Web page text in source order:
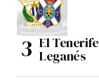
El
Leganés